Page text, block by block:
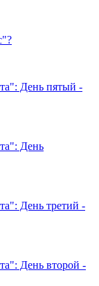
День пятый -
День
День третий -
День второй -